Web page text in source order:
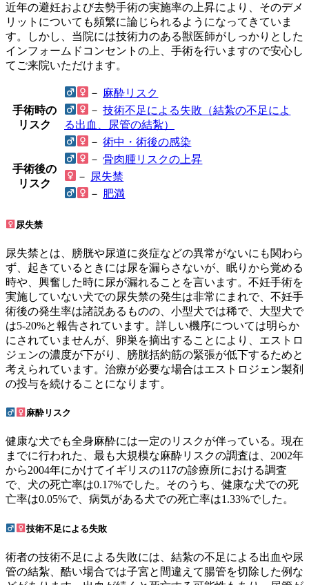
近年の避妊および去勢手術の実施率の上昇により、そのデメ
リットについても頻繁に論じられるようになってきていま
す。しかし、当院には技術力のある獣医師がしっかりとした
インフォームドコンセントの上、手術を行いますので安心し
てご来院いただけます。
手術時の
リスク
－ 麻酔リスク
－技術不足による失敗（結紮の不足によ
る出血、尿管の結紮）
－術中・術後の感染
手術後の
リスク
－骨肉腫リスクの上昇
－ 尿失禁
－ 肥満
尿失禁
尿失禁とは、膀胱や尿道に炎症などの異常がないにも関わら
ず、起きているときには尿を漏らさないが、眠りから覚める
時や、興奮した時に尿が漏れることを言います。不妊手術を
実施していない犬での尿失禁の発生は非常にまれで、不妊手
術後の発生率は諸説あるものの、小型犬では稀で、大型犬で
は5-20%と報告されています。詳しい機序については明らか
にされていませんが、卵巣を摘出することにより、エストロ
ジェンの濃度が下がり、膀胱括約筋の緊張が低下するためと
考えられています。治療が必要な場合はエストロジェン製剤
の投与を続けることになります。
麻酔リスク
健康な犬でも全身麻酔には一定のリスクが伴っている。現在
までに行われた、最も大規模な麻酔リスクの調査は、2002年
から2004年にかけてイギリスの117の診療所における調査
で、犬の死亡率は0.17%でした。そのうち、健康な犬での死
亡率は0.05%で、病気がある犬での死亡率は1.33%でした。
技術不足による失敗
術者の技術不足による失敗には、結紮の不足による出血や尿
管の結紮、酷い場合では子宮と間違えて腸管を切除した例な